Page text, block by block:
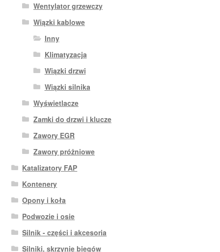
Wentylator grzewczy
Wiązki kablowe
Inny
Klimatyzacja
Wiązki drzwi
Wiązki silnika
Wyświetlacze
Zamki do drzwi i klucze
Zawory EGR
Zawory próżniowe
Katalizatory FAP
Kontenery
Opony i koła
Podwozie i osie
Silnik - części i akcesoria
Silniki, skrzynie biegów